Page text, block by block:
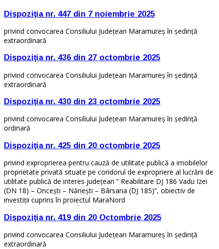
Dispoziţia nr. 447 din 7 noiembrie 2025
privind convocarea Consiliului Judeţean Maramureş în şedinţă
extraordinară
Dispoziţia nr. 436 din 27 octombrie 2025
privind convocarea Consiliului Judeţean Maramureş în şedinţă
extraordinară
Dispoziţia nr. 430 din 23 octombrie 2025
privind convocarea Consiliului Judeţean Maramureş în şedinţă
ordinară
Dispoziţia nr. 425 din 20 octombrie 2025
privind exproprierea pentru cauză de utilitate publică a imobilelor
proprietate privată situate pe coridorul de expropriere al lucrării de
utilitate publică de interes județean ” Reabilitare DJ 186 Vadu Izei
(DN 18) – Onceşti – Năneşti – Bârsana (DJ 185)”, obiectiv de
investiții cuprins în proiectul MaraNord
Dispoziţia nr. 419 din 20 Octombrie 2025
privind convocarea Consiliului Judeţean Maramureş în şedinţă
extraordinară